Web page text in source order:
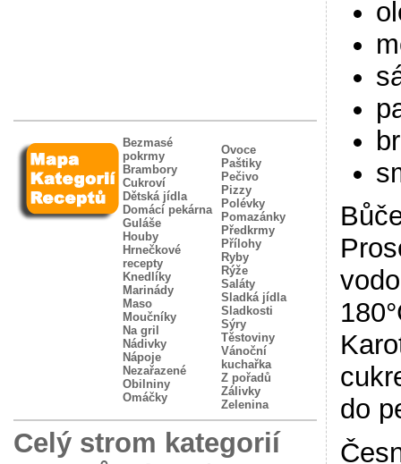
Bezmasé
pokrmy
Brambory
Cukroví
Dětská jídla
Domácí pekárna
Guláše
Houby
Hrnečkové
recepty
Knedlíky
Marinády
Maso
Moučníky
Na gril
Nádivky
Nápoje
Nezařazené
Obilniny
Omáčky
Ovoce
Paštiky
Pečivo
Pizzy
Polévky
Pomazánky
Předkrmy
Přílohy
Ryby
Rýže
Saláty
Sladká jídla
Sladkosti
Sýry
Těstoviny
Vánoční
kuchařka
Z pořadů
Zálivky
Zelenina
Celý strom kategorií
do